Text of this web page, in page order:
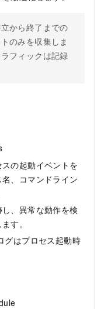
から終了までの
のみを収集しま
フィックは記録
の起動イベントを
、コマンドライン
、異常な動作を検
す。
グはプロセス起動時